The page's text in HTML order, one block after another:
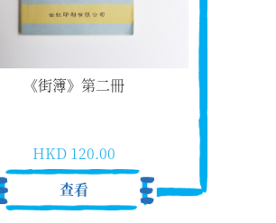
《街簿》第二冊
HKD 120.00
查看